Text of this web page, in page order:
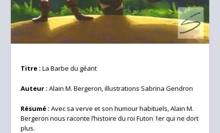
Titre : La Barbe du géant
Auteur : Alain M. Bergeron, illustrations Sabrina Gendron
Résumé :Avec sa verve et son humour habituels, Alain M.
Bergeron nous raconte l’histoire du roi Futon 1er qui ne dort
plus.